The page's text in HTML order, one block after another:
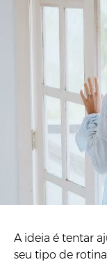
O jejum
A ideia é tentar
seu tipo de